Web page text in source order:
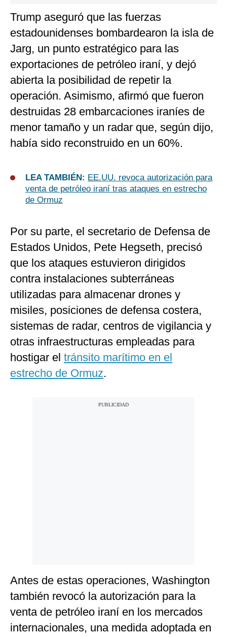
Trump aseguró que las fuerzas
estadounidenses bombardearon la isla de
Jarg, un punto estratégico para las
exportaciones de petróleo iraní, y dejó
abierta la posibilidad de repetir la
operación. Asimismo, afirmó que fueron
destruidas 28 embarcaciones iraníes de
menor tamaño y un radar que, según dijo,
había sido reconstruido en un 60%.
LEA TAMBIÉN: EE.UU. revoca autorización para
venta de petróleo iraní tras ataques en estrecho
de Ormuz
Por su parte, el secretario de Defensa de
Estados Unidos, Pete Hegseth, precisó
que los ataques estuvieron dirigidos
contra instalaciones subterráneas
utilizadas para almacenar drones y
misiles, posiciones de defensa costera,
sistemas de radar, centros de vigilancia y
otras infraestructuras empleadas para
hostigar el tránsito marítimo en el
estrecho de Ormuz.
Antes de estas operaciones, Washington
también revocó la autorización para la
venta de petróleo iraní en los mercados
internacionales, una medida adoptada en